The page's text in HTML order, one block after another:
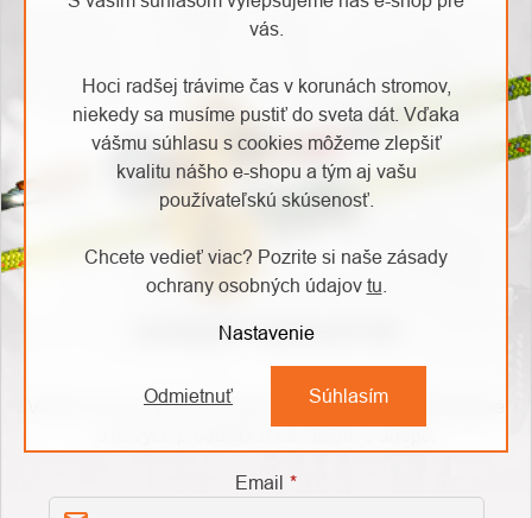
vás.
Hoci radšej trávime čas v korunách stromov,
niekedy sa musíme pustiť do sveta dát. Vďaka
vášmu súhlasu s cookies môžeme zlepšiť
kvalitu nášho e-shopu a tým aj vašu
používateľskú skúsenosť.
Chcete vedieť viac? Pozrite si naše zásady
ochrany osobných údajov tu
Nastavenie
Odmietnuť Súhlasím
VÝPISU
ODOBERAŤ NEWSLETTER
Vložte svoj e-mail a my Vám budeme zasielať informácie
Email